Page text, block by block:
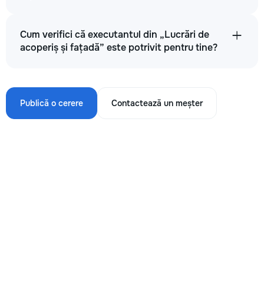
Cum verifici că executantul din „Lucrări de
acoperiș și fațadă” este potrivit pentru tine?
Publică o cerere Contactează un meșter